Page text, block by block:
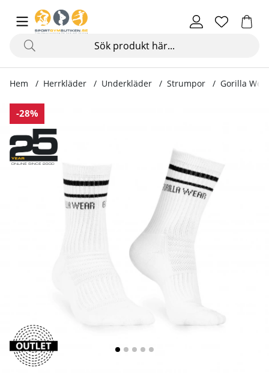
Hem Herrkläder Underkläder Strumpor Gorilla
-28%
Produktbilder Gorilla Wear Crew Socks, white